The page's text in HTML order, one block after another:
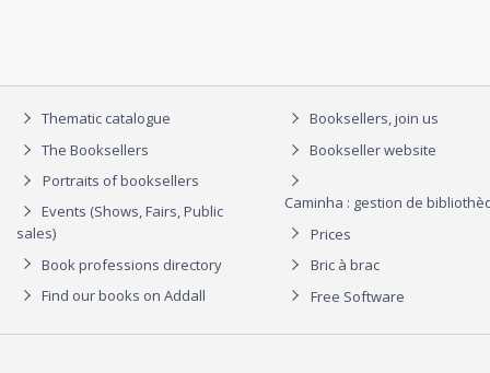
Thematic catalogue
The Booksellers
Portraits of booksellers
Events (Shows, Fairs, Public
sales)
Book professions directory
Find our books on Addall
Booksellers, join us
Bookseller website
Caminha : gestion de
Prices
Bric à brac
Free Software